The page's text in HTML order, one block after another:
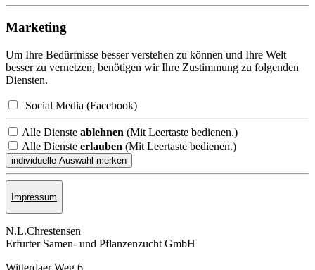
Marketing
Um Ihre Bedürfnisse besser verstehen zu können und Ihre Welt
besser zu vernetzen, benötigen wir Ihre Zustimmung zu folgenden
Diensten.
Social Media (Facebook)
Alle Dienste ablehnen (Mit Leertaste bedienen.)
Alle Dienste erlauben (Mit Leertaste bedienen.)
Impressum
N.L.Chrestensen
Erfurter Samen- und Pflanzen­zucht GmbH